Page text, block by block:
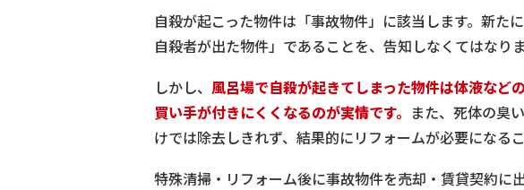
自殺が起こった物件は「事故物件」に該当します。新た
自殺者が出た物件」であることを、告知しなくてはなりま
しかし、 風呂場で自殺が起きてしまった物件は体液など
買い手が付きにくくなるのが実情です。 また、死体の臭
けでは除去しきれず、結果的にリフォームが必要になるこ
特殊清掃・リフォーム後に事故物件を売却・賃貸契約に